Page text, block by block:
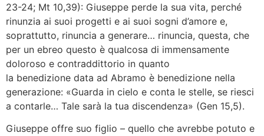
23-24; Mt 10,39): Giuseppe perde la sua vita, perché
rinunzia ai suoi progetti e ai suoi sogni d’amore e,
soprattutto, rinuncia a generare… rinuncia, questa, che
per un ebreo questo è qualcosa di immensamente
doloroso e contraddittorio in quanto
la benedizione data ad Abramo è benedizione nella
generazione: «Guarda in cielo e conta le stelle, se riesci
a contarle… Tale sarà la tua discendenza» (Gen 15,5).
Giuseppe offre suo figlio – quello che avrebbe potuto e